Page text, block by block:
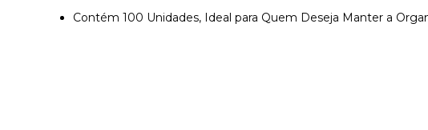
Contém 100 Unidades, Ideal para Quem Deseja Manter a